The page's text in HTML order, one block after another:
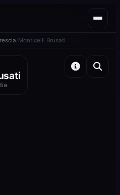
Monticelli Brusati